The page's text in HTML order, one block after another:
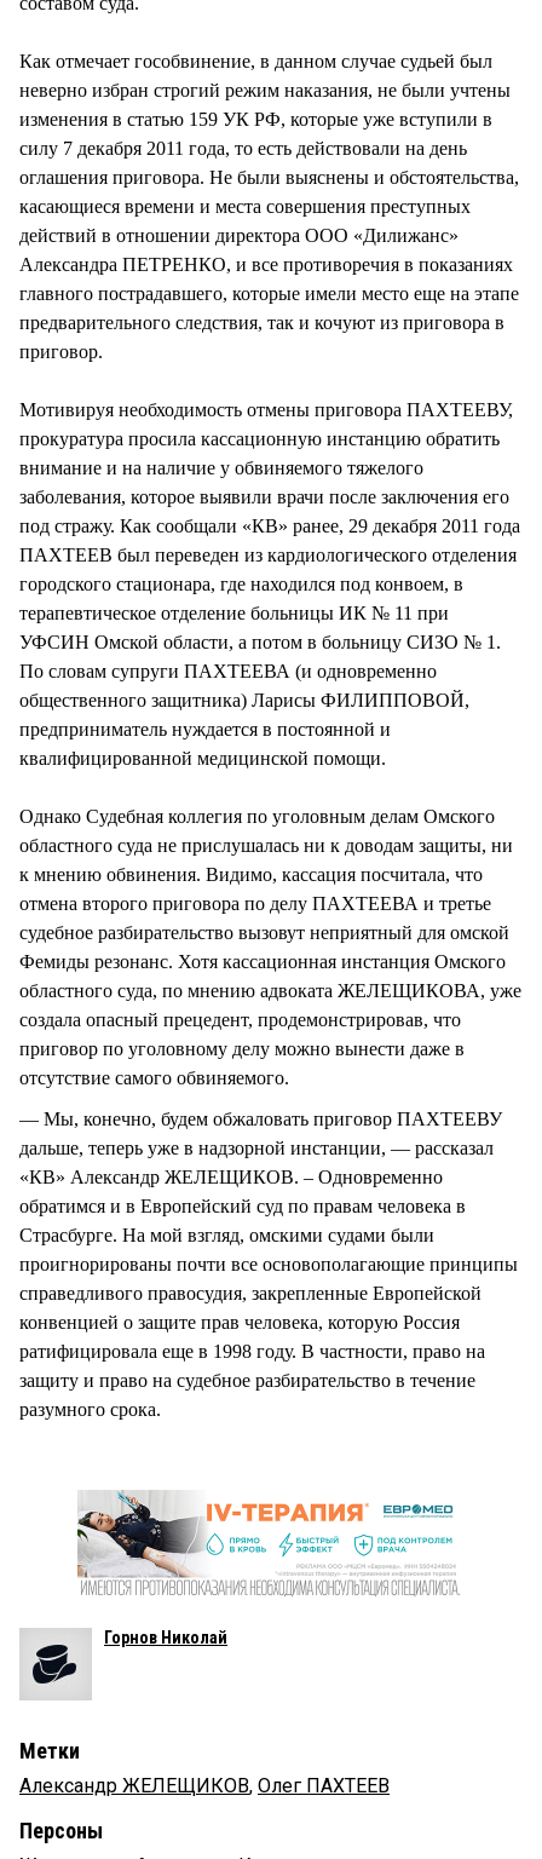
Как отмечает гособвинение, в данном случае судьей был
неверно избран строгий режим наказания, не были учтены
изменения в статью 159 УК РФ, которые уже вступили в
силу 7 декабря 2011 года, то есть действовали на день
оглашения приговора. Не были выяснены и обстоятельства,
касающиеся времени и места совершения преступных
действий в отношении директора ООО «Дилижанс»
Александра ПЕТРЕНКО, и все противоречия в показаниях
главного пострадавшего, которые имели место еще на этапе
предварительного следствия, так и кочуют из приговора в
приговор.
Мотивируя необходимость отмены приговора ПАХТЕЕВУ,
прокуратура просила кассационную инстанцию обратить
внимание и на наличие у обвиняемого тяжелого
заболевания, которое выявили врачи после заключения его
под стражу. Как сообщали «КВ» ранее, 29 декабря 2011 года
ПАХТЕЕВ был переведен из кардиологического отделения
городского стационара, где находился под конвоем, в
терапевтическое отделение больницы ИК № 11 при
УФСИН Омской области, а потом в больницу СИЗО № 1.
По словам супруги ПАХТЕЕВА (и одновременно
общественного защитника) Ларисы ФИЛИППОВОЙ,
предприниматель нуждается в постоянной и
квалифицированной медицинской помощи.
Однако Судебная коллегия по уголовным делам Омского
областного суда не прислушалась ни к доводам защиты, ни
к мнению обвинения. Видимо, кассация посчитала, что
отмена второго приговора по делу ПАХТЕЕВА и третье
судебное разбирательство вызовут неприятный для омской
Фемиды резонанс. Хотя кассационная инстанция Омского
областного суда, по мнению адвоката ЖЕЛЕЩИКОВА, уже
создала опасный прецедент, продемонстрировав, что
приговор по уголовному делу можно вынести даже в
отсутствие самого обвиняемого.
— Мы, конечно, будем обжаловать приговор ПАХТЕЕВУ
дальше, теперь уже в надзорной инстанции, — рассказал
«КВ» Александр ЖЕЛЕЩИКОВ. – Одновременно
обратимся и в Европейский суд по правам человека в
Страсбурге. На мой взгляд, омскими судами были
проигнорированы почти все основополагающие принципы
справедливого правосудия, закрепленные Европейской
конвенцией о защите прав человека, которую Россия
ратифицировала еще в 1998 году. В частности, право на
защиту и право на судебное разбирательство в течение
разумного срока.
Горнов Николай
Метки
Александр ЖЕЛЕЩИКОВ, Олег ПАХТЕЕВ
Персоны